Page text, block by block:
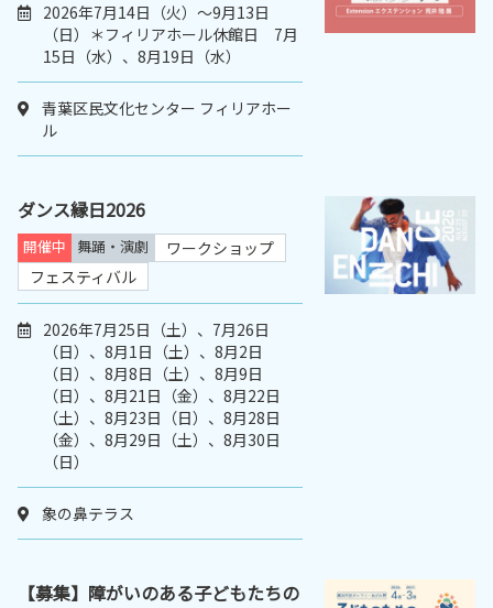
2026年7月14日（火）〜9月13日
（日）＊フィリアホール休館日 7月
15日（水）、8月19日（水）
青葉区民文化センター フィリアホー
ル
ダンス縁日2026
開催中 舞踊・演劇
ワークショップ
フェスティバル
2026年7月25日（土）、7月26日
（日）、8月1日（土）、8月2日
（日）、8月8日（土）、8月9日
（日）、8月21日（金）、8月22日
（土）、8月23日（日）、8月28日
（金）、8月29日（土）、8月30日
（日）
象の鼻テラス
【募集】障がいのある子どもたちの